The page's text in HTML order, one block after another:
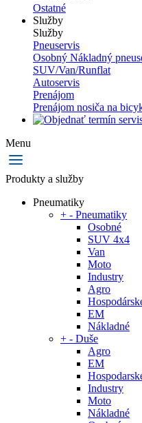
Ostatné
Služby
Služby
Pneuservis
Osobný Nákladný
SUV/Van/Runflat
Autoservis
Prenájom
Prenájom nosiča na
Menu
Produkty a služby
Pneumatiky
+ - Pneumatiky
Osobné
SUV 4x4
Van
Moto
Industry
Agro
EM
Nákladné
+ - Duše
Agro
EM
Industry
Moto
Nákladné